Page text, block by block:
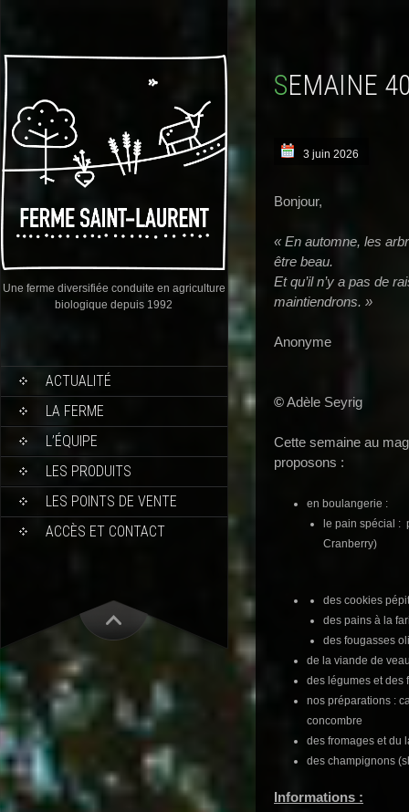
Une ferme diversifiée conduite en agriculture
biologique depuis 1992
ACTUALITÉ
LA FERME
L’ÉQUIPE
LES PRODUITS
LES POINTS DE VENTE
ACCÈS ET CONTACT
SEMAINE
3 juin 2026
Bonjour,
« En automne, les
être beau.
Et qu’il n’y a pas de
maintiendrons. »
Anonyme
©Adèle Seyrig
Cette semaine au
proposons :
en boulangerie :
le pain spécial :
Cranberry)
des cookies
des pains à la
des fougasses
de la viande de
des légumes et des
nos préparations :
concombre
des fromages et du
des champignons
Informations :